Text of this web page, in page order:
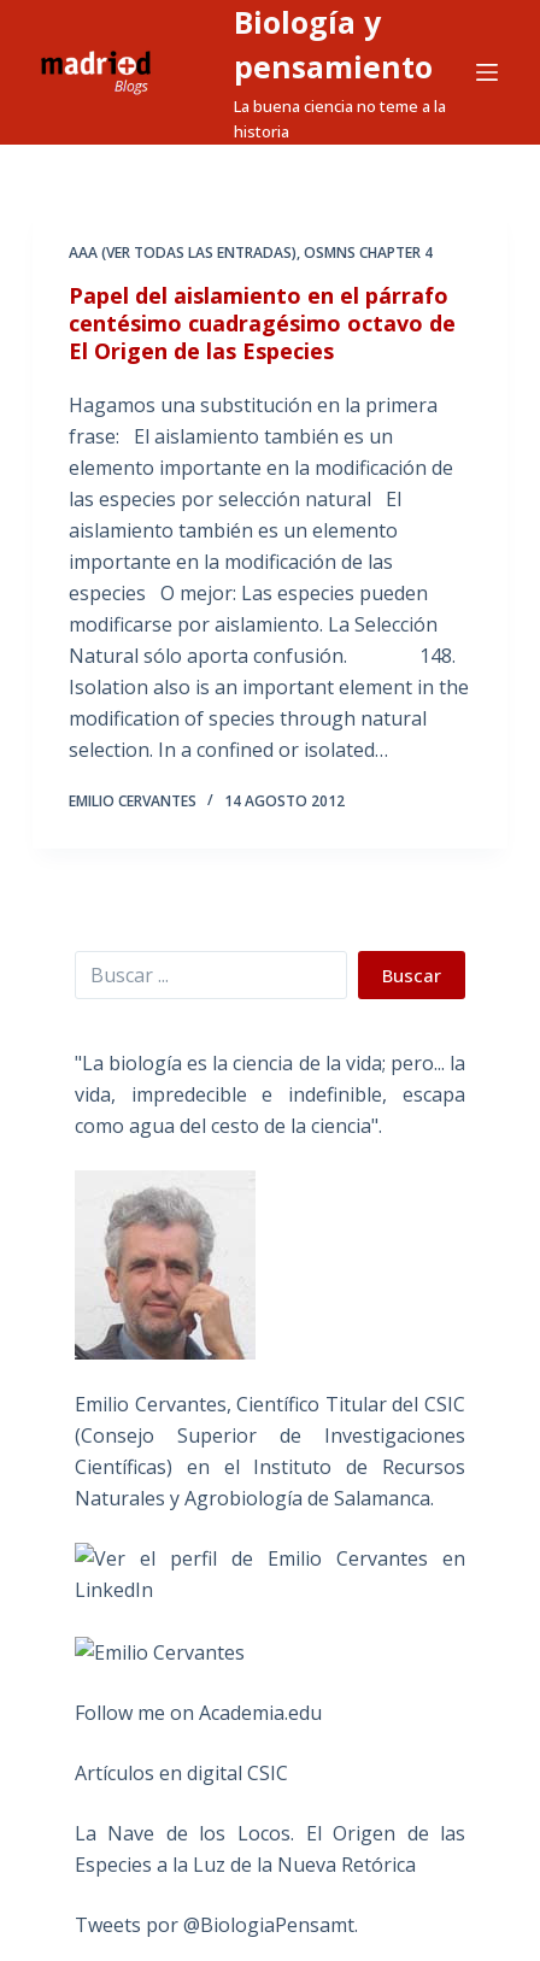
a
Biología y
pensamiento
La buena ciencia no teme a la
historia
AAA (VER TODAS LAS ENTRADAS),OSMNS CHAPTER 4
Papel del aislamiento en el párrafo
centésimo cuadragésimo octavo de
El Origen de las Especies
Hagamos una substitución en la primera
frase: El aislamiento también es un
elemento importante en la modificación de
las especies por selección natural El
aislamiento también es un elemento
importante en la modificación de las
especies O mejor: Las especies pueden
modificarse por aislamiento. La Selección
Natural sólo aporta confusión. 148.
Isolation also is an important element in the
modification of species through natural
selection. In a confined or isolated…
EMILIO CERVANTES 14 AGOSTO 2012
Buscar Buscar
"La biología es la ciencia de la vida; pero... la
vida, impredecible e indefinible, escapa
como agua del cesto de la ciencia".
Emilio Cervantes, Científico Titular del CSIC
(Consejo Superior de Investigaciones
Científicas) en el Instituto de Recursos
Naturales y Agrobiología de Salamanca.
Follow me on Academia.edu
Artículos en digital CSIC
La Nave de los Locos. El Origen de las
Especies a la Luz de la Nueva Retórica
Tweets por @BiologiaPensamt.